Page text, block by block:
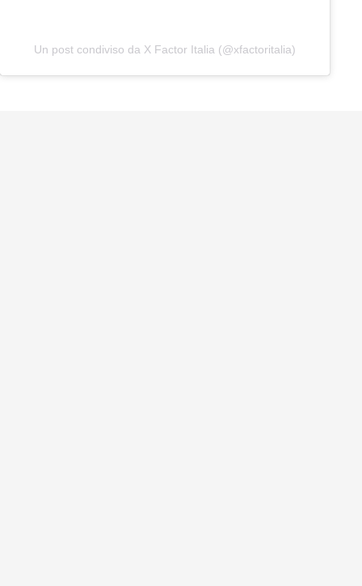
Un post condiviso da X Factor Italia (@xfactoritalia)